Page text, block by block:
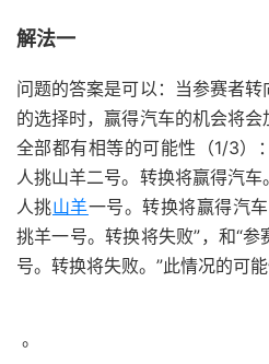
解法一
问题的答案是可以：当参赛者
的选择时，赢得汽车的机会将会
全部都有相等的可能性（1/3）
人挑山羊二号。转换将赢得汽
人挑山羊一号。转换将赢得汽
挑羊一号。转换将失败”，和“
号。转换将失败。”此情况的可能
。